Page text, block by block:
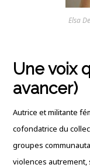
Elsa
Une voix
avancer)
Autrice et militante
cofondatrice du
groupes
violences